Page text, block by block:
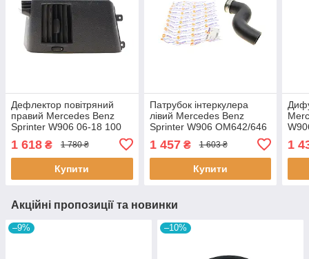
Дефлектор повітряний
правий Mercedes Benz
Sprinter W906 06-18 100
1 618 ₴ 1 780 ₴
Купити
Патрубок інтеркулера
лівий Mercedes Benz
Sprinter W906 OM642/646
AUTOTECHTEILE
1 457₴ 1 603 ₴
Купити
1
Акційні пропозиції та новинки
–9% –10%